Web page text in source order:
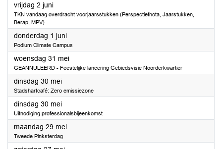
vrijdag 2 juni2023
TKN vandaag overdracht voorjaarsstukken (Perspectiefnota, Jaarstukken,
Berap, MPV)
donderdag 1 juni2023
Podium Climate Campus
woensdag 31 mei2023
GEANNULEERD - Feestelijke lancering Gebiedsvisie Noorderkwartier
dinsdag 30 mei2023
Stadshartcafé: Zero emissiezone
dinsdag 30 mei2023
Uitnodiging professionalsbijeenkomst
maandag 29 mei2023
Tweede Pinksterdag